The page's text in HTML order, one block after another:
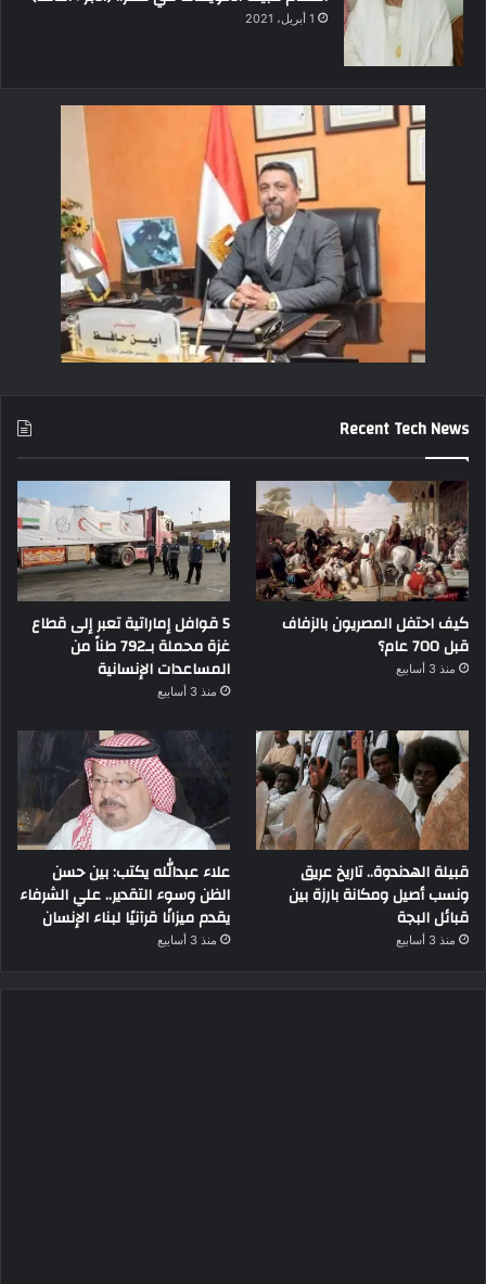
1 أبريل، 2021
Recent Tech News
كيف احتفل المصريون بالزفاف
قبل 700 عام؟
منذ 3 أسابيع
5 قوافل إماراتية تعبر إلى قطاع
غزة محملة بـ792 طناً من
المساعدات الإنسانية
منذ 3 أسابيع
قبيلة الهدندوة.. تاريخ عريق
ونسب أصيل ومكانة بارزة بين
قبائل البجة
منذ 3 أسابيع
علاء عبدالله يكتب: بين حسن
الظن وسوء التقدير.. علي الشرفاء
يقدم ميزانًا قرآنيًا لبناء الإنسان
منذ 3 أسابيع